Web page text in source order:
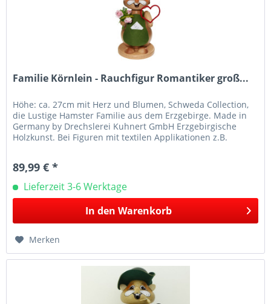
Familie Körnlein - Rauchfigur Romantiker groß...
Höhe: ca. 27cm mit Herz und Blumen, Schweda Collection,
die Lustige Hamster Familie aus dem Erzgebirge. Made in
Germany by Drechslerei Kuhnert GmbH Erzgebirgische
Holzkunst. Bei Figuren mit textilen Applikationen z.B.
89,99 € *
Lieferzeit 3-6 Werktage
In den Warenkorb
Merken